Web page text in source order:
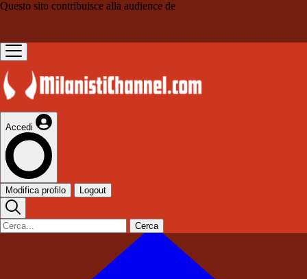
Questo sito contribuisce alla audience de
Accedi
Modifica profilo Logout
Cerca